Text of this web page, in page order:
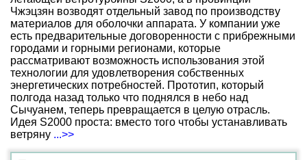
Чжэцзян возводят отдельный завод по производству
материалов для оболочки аппарата. У компании уже
есть предварительные договоренности с прибрежными
городами и горными регионами, которые
рассматривают возможность использования этой
технологии для удовлетворения собственных
энергетических потребностей. Прототип, который
полгода назад только что поднялся в небо над
Сычуанем, теперь превращается в целую отрасль.
Идея S2000 проста: вместо того чтобы устанавливать
ветряну ...>>